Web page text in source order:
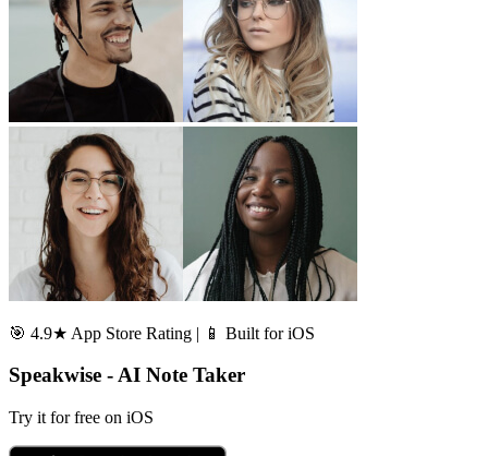
🎯 4.9★ App Store Rating | 📱 Built for iOS
Speakwise - AI Note Taker
Try it for free on iOS